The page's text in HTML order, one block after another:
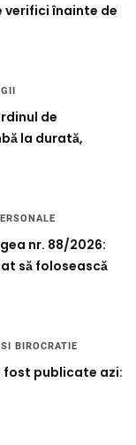
verifici înainte de
de
la durată,
nr. 88/2026:
să folosească
BIROCRATIE
fost publicate azi: